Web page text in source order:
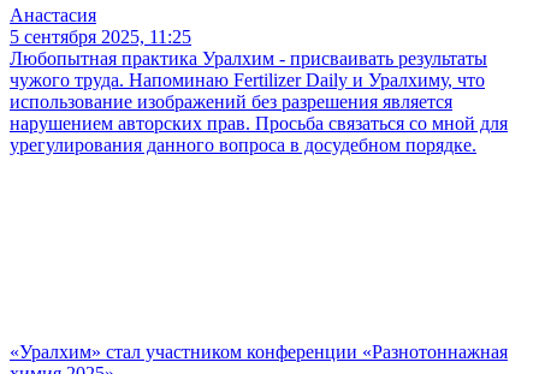
Анастасия
5 сентября 2025, 11:25
Любопытная практика Уралхим - присваивать результаты
чужого труда. Напоминаю Fertilizer Daily и Уралхиму, что
использование изображений без разрешения является
нарушением авторских прав. Просьба связаться со мной для
урегулирования данного вопроса в досудебном порядке.
«Уралхим» стал участником конференции «Разнотоннажная